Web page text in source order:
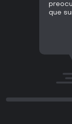
que